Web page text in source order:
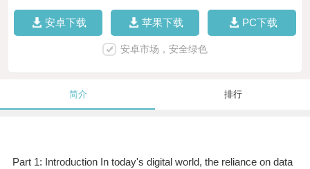
安卓下载 苹果下载 PC下载
安卓市场，安全绿色
简介 排行
Part 1: Introduction In today's digital world, the reliance on data